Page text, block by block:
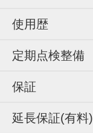
使用歴
定期点検整備
保証
延長保証(有料)